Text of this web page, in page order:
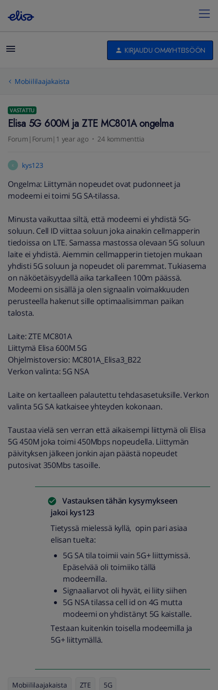
KIRJAUDU OMAYHTEISÖÖN
Mobiililaajakaista
VASTATTU
Elisa 5G 600M ja ZTE MC801A ongelma
Forum|Forum|1 year ago 24 kommenttia
K kys123
Ongelma: Liittymän nopeudet ovat pudonneet ja
modeemi ei toimi 5G SA-tilassa.
Minusta vaikuttaa siltä, että modeemi ei yhdistä 5G-
soluun. Cell ID viittaa soluun joka ainakin cellmapperin
tiedoissa on LTE. Samassa mastossa olevaan 5G soluun
laite ei yhdistä. Aiemmin cellmapperin tietojen mukaan
yhdisti 5G soluun ja nopeudet oli paremmat. Tukiasema
on näköetäisyydellä aika tarkalleen 100m päässä.
Modeemi on sisällä ja olen signaalin voimakkuuden
perusteella hakenut sille optimaalisimman paikan
talosta.
Laite: ZTE MC801A
Liittymä Elisa 600M 5G
Ohjelmistoversio: MC801A_Elisa3_B22
Verkon valinta: 5G NSA
Laite on kertaalleen palautettu tehdasasetuksille. Verkon
valinta 5G SA katkaisee yhteyden kokonaan.
Taustaa vielä sen verran että aikaisempi liittymä oli Elisa
5G 450M joka toimi 450Mbps nopeudella. Liittymän
päivityksen jälkeen jonkin ajan päästä nopeudet
putosivat 350Mbs tasoille.
Vastauksen tähän kysymykseen
jakoi kys123
Tietyssä mielessä kyllä, opin pari asiaa
elisan tuelta:
5G SA tila toimii vain 5G+ liittymissä.
Epäselvää oli toimiiko tällä
modeemilla.
Signaaliarvot oli hyvät, ei liity siihen
5G NSA tilassa cell id on 4G mutta
modeemi on yhdistänyt 5G kaistalle.
Testaan kuitenkin toisella modeemilla ja
5G+ liittymällä.
Mobiililaajakaista ZTE 5G